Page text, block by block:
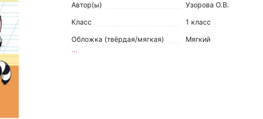
Автор(ы)
Узорова О.В.
Класс 1 класс
Обложка (твёрдая/мягкая)
Мягкий
...